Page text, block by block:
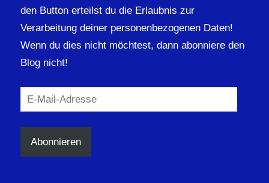
den Button erteilst du die Erlaubnis zur
Verarbeitung deiner personenbezogenen Daten!
Wenn du dies nicht möchtest, dann abonniere den
Blog nicht!
E-
Mail-
Adresse
Abonnieren